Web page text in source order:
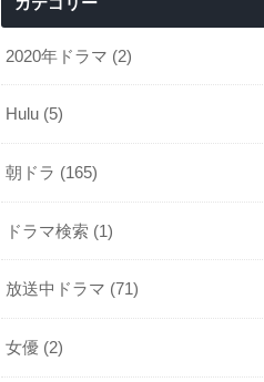
2020年ドラマ (2)
Hulu (5)
朝ドラ (165)
ドラマ検索 (1)
放送中ドラマ (71)
女優 (2)